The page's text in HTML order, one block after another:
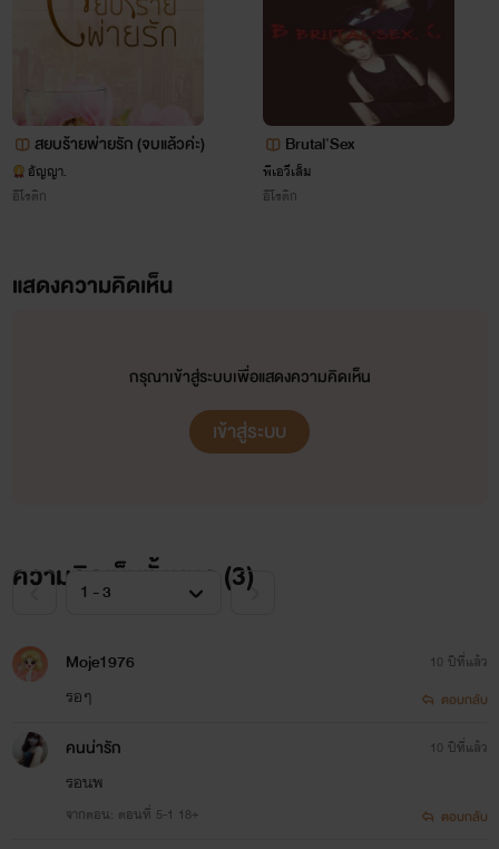
จะไม่ใช่วิธีที่สะอาดนัก แต่เขาก็พอใจ และเขาก็เคารพเพียงแค่
ความพอใจของตนเองเท่านั้น... “ถ้าคุณคิดจะขายตัว ทำไม่บอก
ผมเป็นคนแรก ผมพร้อมจะซื้อ” คับฟ้าพูดเสียงเย็นเน้นเสียงใน
ตอนท้ายด้วยความหยามหยันอย่างชัดเจน ไม่สนใจคำสั่งที่อีกฝ่าย
เพิ่งตะโกนใส่หน้าสักนิด “ฉันไม่ได้ขายตัว!” นันทิชาตะคอกกลับ
ใด ความโกรธที่ปะทุขึ้นเพราะคำพูดที่บ่งบอกถึงการดูถูกชัดเจน
นั้นไปชั่วขณะ “ไม่ได้ขายเหรอ แล้วนี่อะไร แต่งตัวแบบนี้เหมือนผู้
หญิงขายตัวชัดๆ!” คับฟ้าพูดด้วยน้ำเสียงดุดัน คนฟังดิ้นอย่างบ้า
คลั่งเมื่อได้ยินคำพูดเสียงหยาบคายนั้น จนมือบางข้างหนึ่งเป็น
เดือดดาลเต็มที่ เสียงเนื้อกระทบเนื้อดังสนั่น
สยบร้ายพ่ายรัก (จบแล้วค่ะ)
อัญญา.
อีโรติก
Brutal'Sex
พีเอวีเล็ม
อีโรติก
แสดงความคิดเห็น
กรุณาเข้าสู่ระบบเพื่อแสดงความคิดเห็น
เข้าสู่ระบบ
ความคิดเห็นทั้งหมด (3)
Moje1976
รอๆ
10 ปีที่แล้ว
ตอบกลับ
คนน่ารัก
รอนพ
จากตอน: ตอนที่ 5-1 18+
10 ปีที่แล้ว
ตอบกลับ